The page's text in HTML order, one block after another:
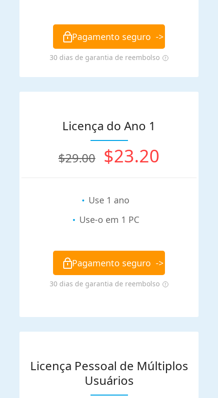
Licença do Ano 1
$29.00 $23.20
Use 1 ano
Use-o em 1 PC
Pagamento seguro ->
30 dias de garantia de reembolso
Pagamento seguro ->
30 dias de garantia de reembolso
Licença Pessoal de Múltiplos
Usuários